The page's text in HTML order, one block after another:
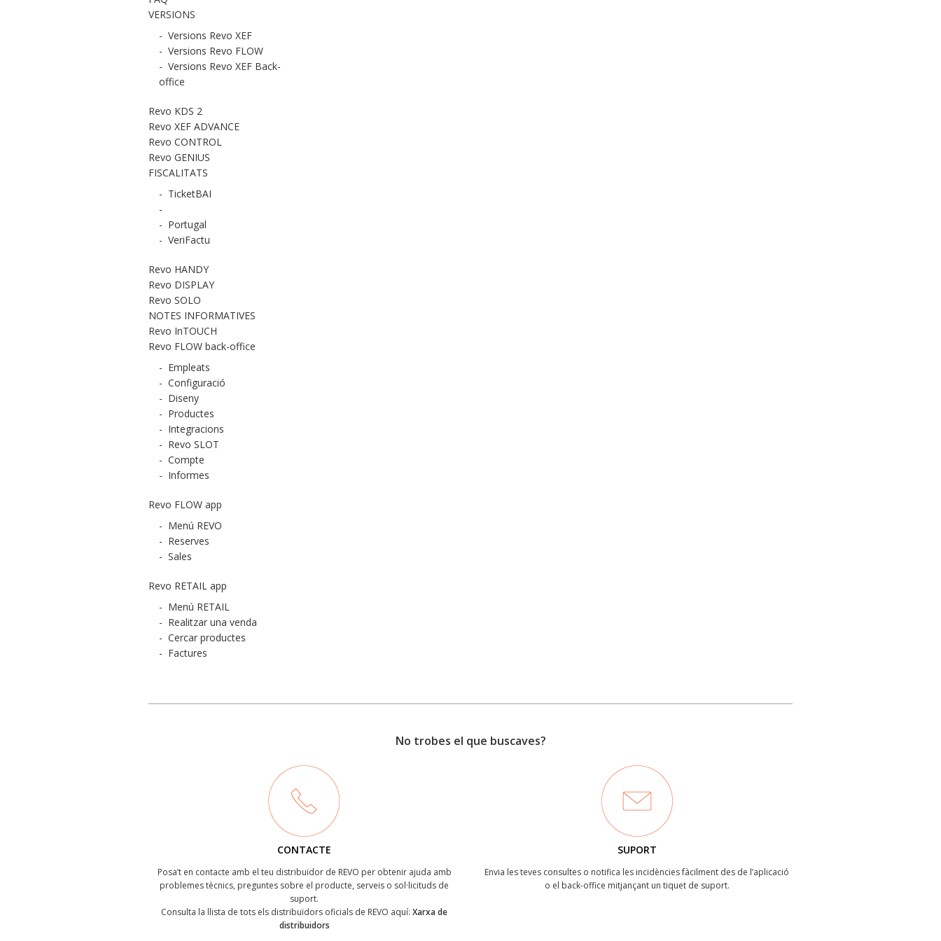
VERSIONS
- Versions Revo XEF
- Versions Revo FLOW
- Versions Revo XEF Back-
office
Revo KDS 2
Revo XEF ADVANCE
Revo CONTROL
Revo GENIUS
FISCALITATS
- TicketBAI
-
- Portugal
- VeriFactu
Revo HANDY
Revo DISPLAY
Revo SOLO
NOTES INFORMATIVES
Revo InTOUCH
Revo FLOW back-office
- Empleats
- Configuració
- Diseny
- Productes
- Integracions
- Revo SLOT
- Compte
- Informes
Revo FLOW app
- Menú REVO
- Reserves
- Sales
Revo RETAIL app
- Menú RETAIL
- Realitzar una venda
- Cercar productes
- Factures
No trobes el que buscaves?
CONTACTE
Posa’t en contacte amb el teu distribuïdor de REVO per obtenir ajuda amb
problemes tècnics, preguntes sobre el producte, serveis o sol·licituds de
suport.
Consulta la llista de tots els distribuïdors oficials de REVO aquí: Xarxa de
distribuidors
SUPORT
Envia les teves consultes o notifica les incidències fàcilment des de l’aplicació
o el back-office mitjançant un tiquet de suport.